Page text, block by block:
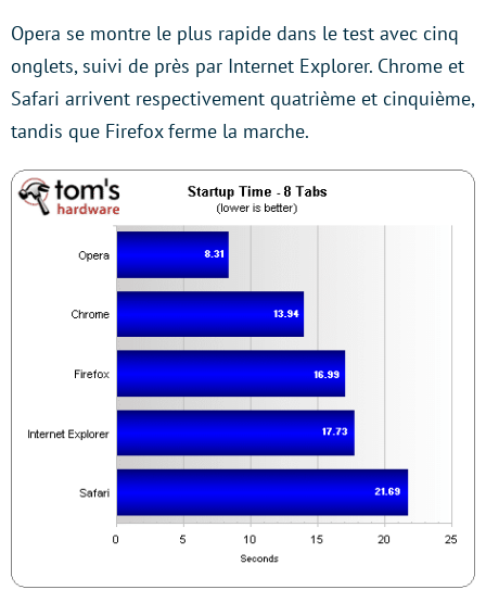
Opera se montre le plus rapide dans le test avec cinq
onglets, suivi de près par Internet Explorer. Chrome et
Safari arrivent respectivement quatrième et cinquième,
tandis que Firefox ferme la marche.